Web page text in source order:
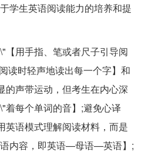
学生英语阅读能力的培养和提
【用手指、笔或者尺子引导阅
读时轻声地读出每一个字】和
的声带运动，但考生在内心深
着每个单词的音】;避免心译
英语模式理解阅读材料，而是
内容，即英语—母语—英语】;